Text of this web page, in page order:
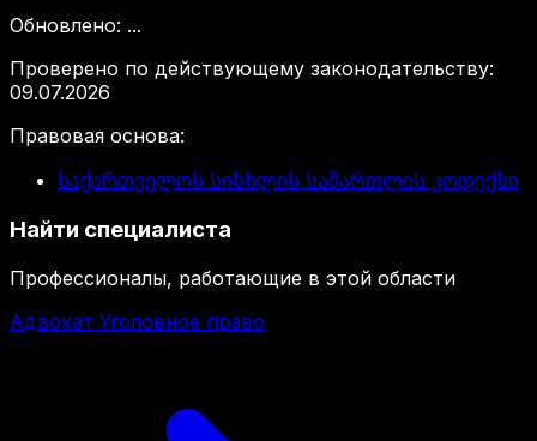
Обновлено: ...
Проверено по действующему законодательству:
09.07.2026
Правовая основа:
საქართველოს სისხლის სამართლის კოდექსი
Найти специалиста
Профессионалы, работающие в этой области
Адвокат Уголовное право